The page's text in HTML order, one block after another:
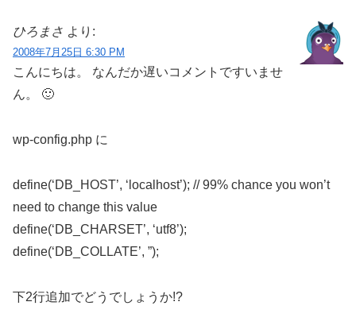
ひろまさ より:
2008年7月25日 6:30 PM
こんにちは。 なんだか遅いコメントですいませ
ん。 🙂
wp-config.php に
define(‘DB_HOST’, ‘localhost’); // 99% chance you won’t
need to change this value
define(‘DB_CHARSET’, ‘utf8’);
define(‘DB_COLLATE’, ”);
下2行追加でどうでしょうか!?